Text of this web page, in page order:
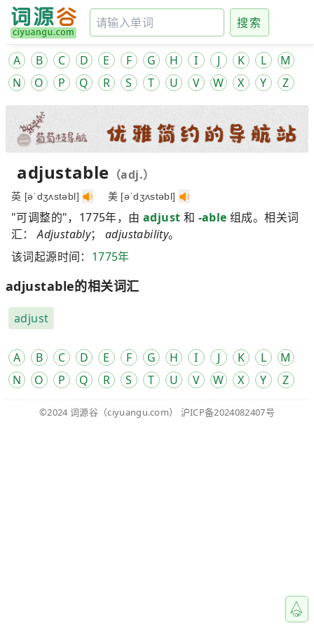
搜索
A B C D E F G H I J K L
M
N
O P Q R S T U V W X Y Z
adjustable （adj.）
英 [əˈdʒʌstəbl] 美 [əˈdʒʌstəbl]
"可调整的"，1775年，由 adjust 和 -able 组成。相关词
汇：Adjustably；adjustability。
该词起源时间： 1775年
adjustable的相关词汇
adjust
A B C D E F G H I J K L
M
N
O P Q R S T U V W X Y Z
©2024 词源谷 （ciyuangu.com） 沪ICP备2024082407号